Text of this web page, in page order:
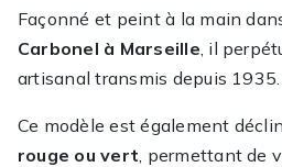
Façonné et peint à la main
Carbonel à Marseille , il
artisanal transmis depuis 1935.
Ce modèle est également
rouge ou vert , permettant de